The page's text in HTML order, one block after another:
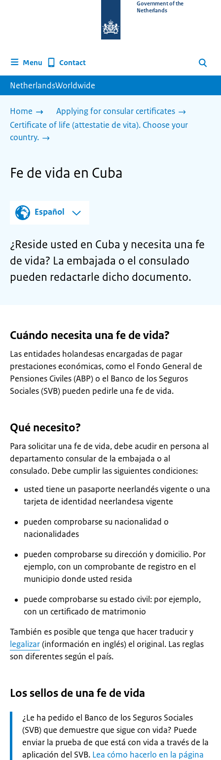
homepage
Government of the
Netherlands
Menu Contact Search
NetherlandsWorldwide
Home
Applying for consular certificates
Certificate of life (attestatie de vita). Choose your
country.
Fe de vida en Cuba
Español
¿Reside usted en Cuba y necesita una fe
de vida? La embajada o el consulado
pueden redactarle dicho documento.
Cuándo necesita una fe de vida?
Las entidades holandesas encargadas de pagar
prestaciones económicas, como el Fondo General de
Pensiones Civiles (ABP) o el Banco de los Seguros
Sociales (SVB) pueden pedirle una fe de vida.
Qué necesito?
Para solicitar una fe de vida, debe acudir en persona al
departamento consular de la embajada o al
consulado. Debe cumplir las siguientes condiciones:
usted tiene un pasaporte neerlandés vigente o una
tarjeta de identidad neerlandesa vigente
pueden comprobarse su nacionalidad o
nacionalidades
pueden comprobarse su dirección y domicilio. Por
ejemplo, con un comprobante de registro en el
municipio donde usted resida
puede comprobarse su estado civil: por ejemplo,
con un certificado de matrimonio
También es posible que tenga que hacer traducir y
legalizar(información en inglés) el original. Las reglas
son diferentes según el país.
Los sellos de una fe de vida
Let
op:
¿Le ha pedido el Banco de los Seguros Sociales
(SVB) que demuestre que sigue con vida? Puede
enviar la prueba de que está con vida a través de la
aplicación del SVB. Lea cómo hacerlo en la página